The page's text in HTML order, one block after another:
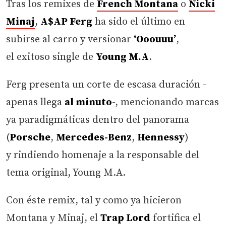
Tras los remixes de French Montana o Nicki
Minaj, A$AP Ferg ha sido el último en
subirse al carro y versionar ‘Ooouuu’,
el exitoso single de Young M.A.
Ferg presenta un corte de escasa duración -
apenas llega al minuto-, mencionando marcas
ya paradigmáticas dentro del panorama
(Porsche, Mercedes-Benz, Hennessy)
y rindiendo homenaje a la responsable del
tema original, Young M.A.
Con éste remix, tal y como ya hicieron
Montana y Minaj, el Trap Lord fortifica el